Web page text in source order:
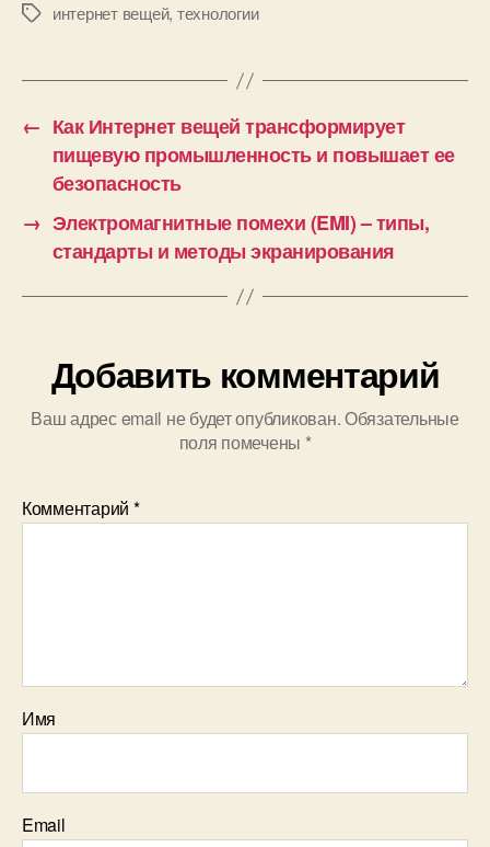
микроконтрол
М
к
интернет вещей, технологии
← Как Интернет вещей трансформирует
пищевую промышленность и повышает ее
безопасность
→ Электромагнитные помехи (EMI) – типы,
стандарты и методы экранирования
Добавить комментарий
Ваш адрес email не будет опубликован.Обязательные
поля помечены *
Комментарий *
Имя
Email